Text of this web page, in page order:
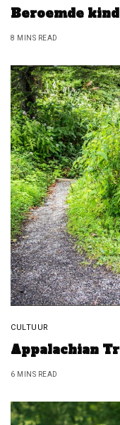
Beroemde
8 MINS READ
CULTUUR
Appalachian
6 MINS READ